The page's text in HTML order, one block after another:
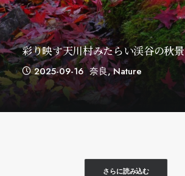
彩り映す天川村みたらい渓谷の秋景
2025-09-16 奈良,Nature
さらに読み込む